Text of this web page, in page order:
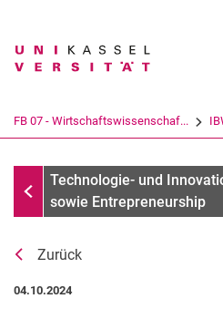
Suchbegriff
Suchen
FB 07 - Wirtschaftswissenschaf...
Infothek
Technologie- und
sowie Entrepreneurship
Zurück
04.10.2024